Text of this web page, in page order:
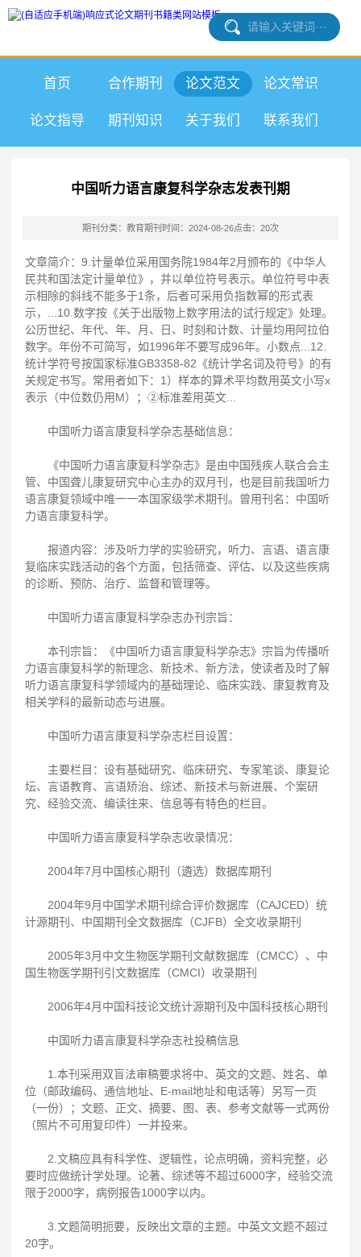
首页 合作期刊 论文范文 论文常识
论文指导 期刊知识 关于我们 联系我们
中国听力语言康复科学杂志发表刊期
期刊分类：教育期刊 时间：2024-08-26点击：20次
文章简介：9.计量单位采用国务院1984年2月颁布的《中华人
民共和国法定计量单位》，并以单位符号表示。单位符号中表
示相除的斜线不能多于1条，后者可采用负指数幂的形式表
示，...10.数字按《关于出版物上数字用法的试行规定》处理。
公历世纪、年代、年、月、日、时刻和计数、计量均用阿拉伯
数字。年份不可简写，如1996年不要写成96年。小数点...12.
统计学符号按国家标准GB3358-82《统计学名词及符号》的有
关规定书写。常用者如下：1）样本的算术平均数用英文小写x
表示（中位数仍用M）；②标准差用英文...
中国听力语言康复科学杂志基础信息：
《中国听力语言康复科学杂志》是由中国残疾人联合会主
管、中国聋儿康复研究中心主办的双月刊，也是目前我国听力
语言康复领域中唯一一本国家级学术期刊。曾用刊名：中国听
力语言康复科学。
报道内容：涉及听力学的实验研究，听力、言语、语言康
复临床实践活动的各个方面，包括筛查、评估、以及这些疾病
的诊断、预防、治疗、监督和管理等。
中国听力语言康复科学杂志办刊宗旨：
本刊宗旨：《中国听力语言康复科学杂志》宗旨为传播听
力语言康复科学的新理念、新技术、新方法，使读者及时了解
听力语言康复科学领域内的基础理论、临床实践、康复教育及
相关学科的最新动态与进展。
中国听力语言康复科学杂志栏目设置：
主要栏目：设有基础研究、临床研究、专家笔谈、康复论
坛、言语教育、言语矫治、综述、新技术与新进展、个案研
究、经验交流、编读往来、信息等有特色的栏目。
中国听力语言康复科学杂志收录情况：
2004年7月中国核心期刊（遴选）数据库期刊
2004年9月中国学术期刊综合评价数据库（CAJCED）统
计源期刊、中国期刊全文数据库（CJFB）全文收录期刊
2005年3月中文生物医学期刊文献数据库（CMCC）、中
国生物医学期刊引文数据库（CMCI）收录期刊
2006年4月中国科技论文统计源期刊及中国科技核心期刊
中国听力语言康复科学杂志社投稿信息
1.本刊采用双盲法审稿要求将中、英文的文题、姓名、单
位（邮政编码、通信地址、E-mail地址和电话等）另写一页
（一份）；文题、正文、摘要、图、表、参考文献等一式两份
（照片不可用复印件）一并投来。
2.文稿应具有科学性、逻辑性，论点明确，资料完整，必
要时应做统计学处理。论著、综述等不超过6000字，经验交流
限于2000字，病例报告1000字以内。
3.文题简明扼要，反映出文章的主题。中英文文题不超过
20字。